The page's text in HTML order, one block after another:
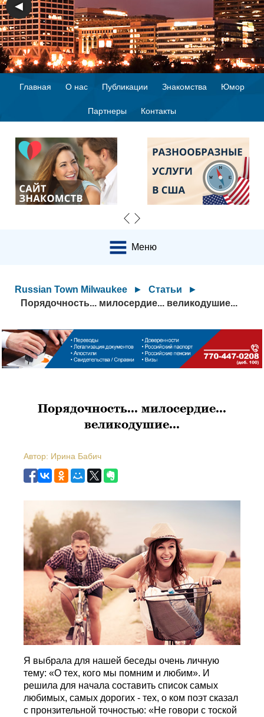
◀ ▶
Главная О нас Публикации Знакомства Юмор
Партнеры Контакты
Меню
Russian Town Milwaukee ► Статьи
►
Порядочность... милосердие... великодушие...
Порядочность... милосердие...
великодушие...
Автор: Ирина Бабич
Я выбрала для нашей беседы очень личную
тему: «О тех, кого мы помним и любим». И
решила для начала составить список самых
любимых, самых дорогих - тех, о ком поэт сказал
с пронзительной точностью: «Не говори с тоской